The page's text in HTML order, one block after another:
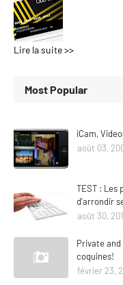
Lire la suite >>
Most Popular
iCam,
août 03,
TEST : Les
d’arrondir
août 30,
Private
coquines!
février 23,